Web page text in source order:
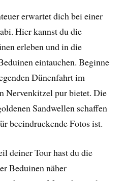
erwartet dich bei einer
Hier kannst du die
erleben und in die
eintauchen. Beginne
Dünenfahrt im
Nervenkitzel pur bietet. Die
Sandwellen schaffen
beeindruckende Fotos ist.
deiner Tour hast du die
Beduinen näher